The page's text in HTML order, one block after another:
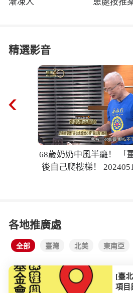
精選影音
68歲奶奶中風半癱！ 「
後自己爬樓梯！
各地推廣處
全部 臺灣 北美 東南亞
[臺
項目